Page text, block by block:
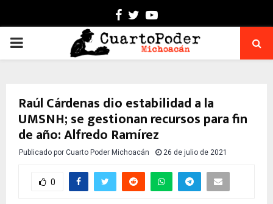
Facebook
TwitterYoutube
PRIMARY
Raúl Cárdenas dio estabilidad a la
UMSNH; se gestionan recursos para fin
de año: Alfredo Ramírez
Publicado por Cuarto Poder Michoacán 26 de julio de 2021
0